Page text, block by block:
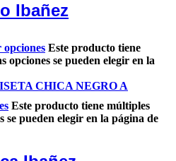
Ibañez
opciones Este producto tiene
opciones se pueden elegir en la
Este producto tiene múltiples
se pueden elegir en la página de